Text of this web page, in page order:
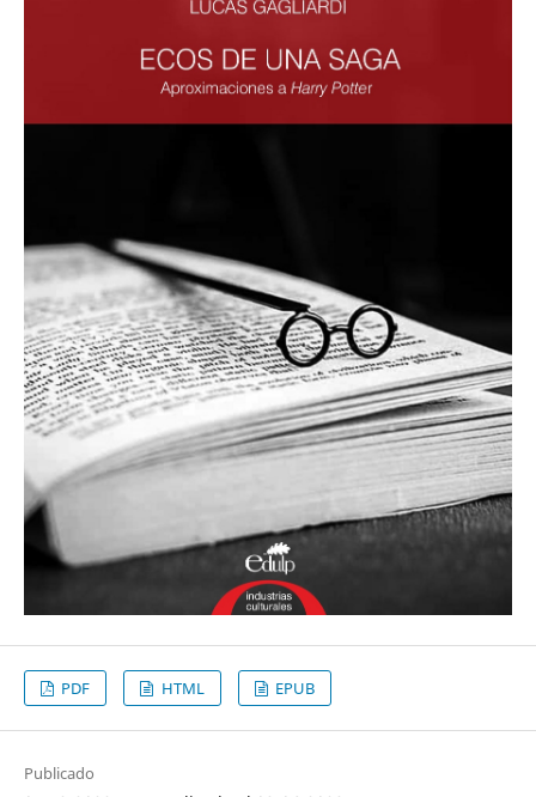
PDF HTML EPUB
Publicado